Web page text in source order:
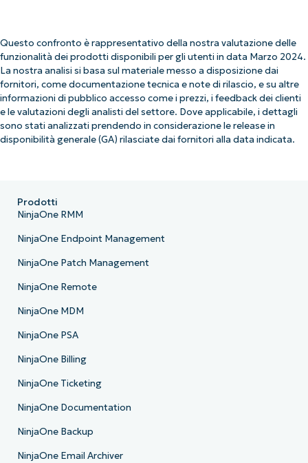
Questo confronto è rappresentativo della nostra valutazione delle
funzionalità dei prodotti disponibili per gli utenti in data Marzo 2024.
La nostra analisi si basa sul materiale messo a disposizione dai
fornitori, come documentazione tecnica e note di rilascio, e su altre
informazioni di pubblico accesso come i prezzi, i feedback dei clienti
e le valutazioni degli analisti del settore. Dove applicabile, i dettagli
sono stati analizzati prendendo in considerazione le release in
disponibilità generale (GA) rilasciate dai fornitori alla data indicata.
Prodotti
NinjaOne RMM
NinjaOne Endpoint Management
NinjaOne Patch Management
NinjaOne Remote
NinjaOne MDM
NinjaOne PSA
NinjaOne Billing
NinjaOne Ticketing
NinjaOne Documentation
NinjaOne Backup
NinjaOne Email Archiver